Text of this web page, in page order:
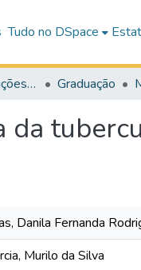
Tudo no DSpace
Monografias, Dissertações e Teses Graduação
da
Danila Fernanda
Murilo da Silva